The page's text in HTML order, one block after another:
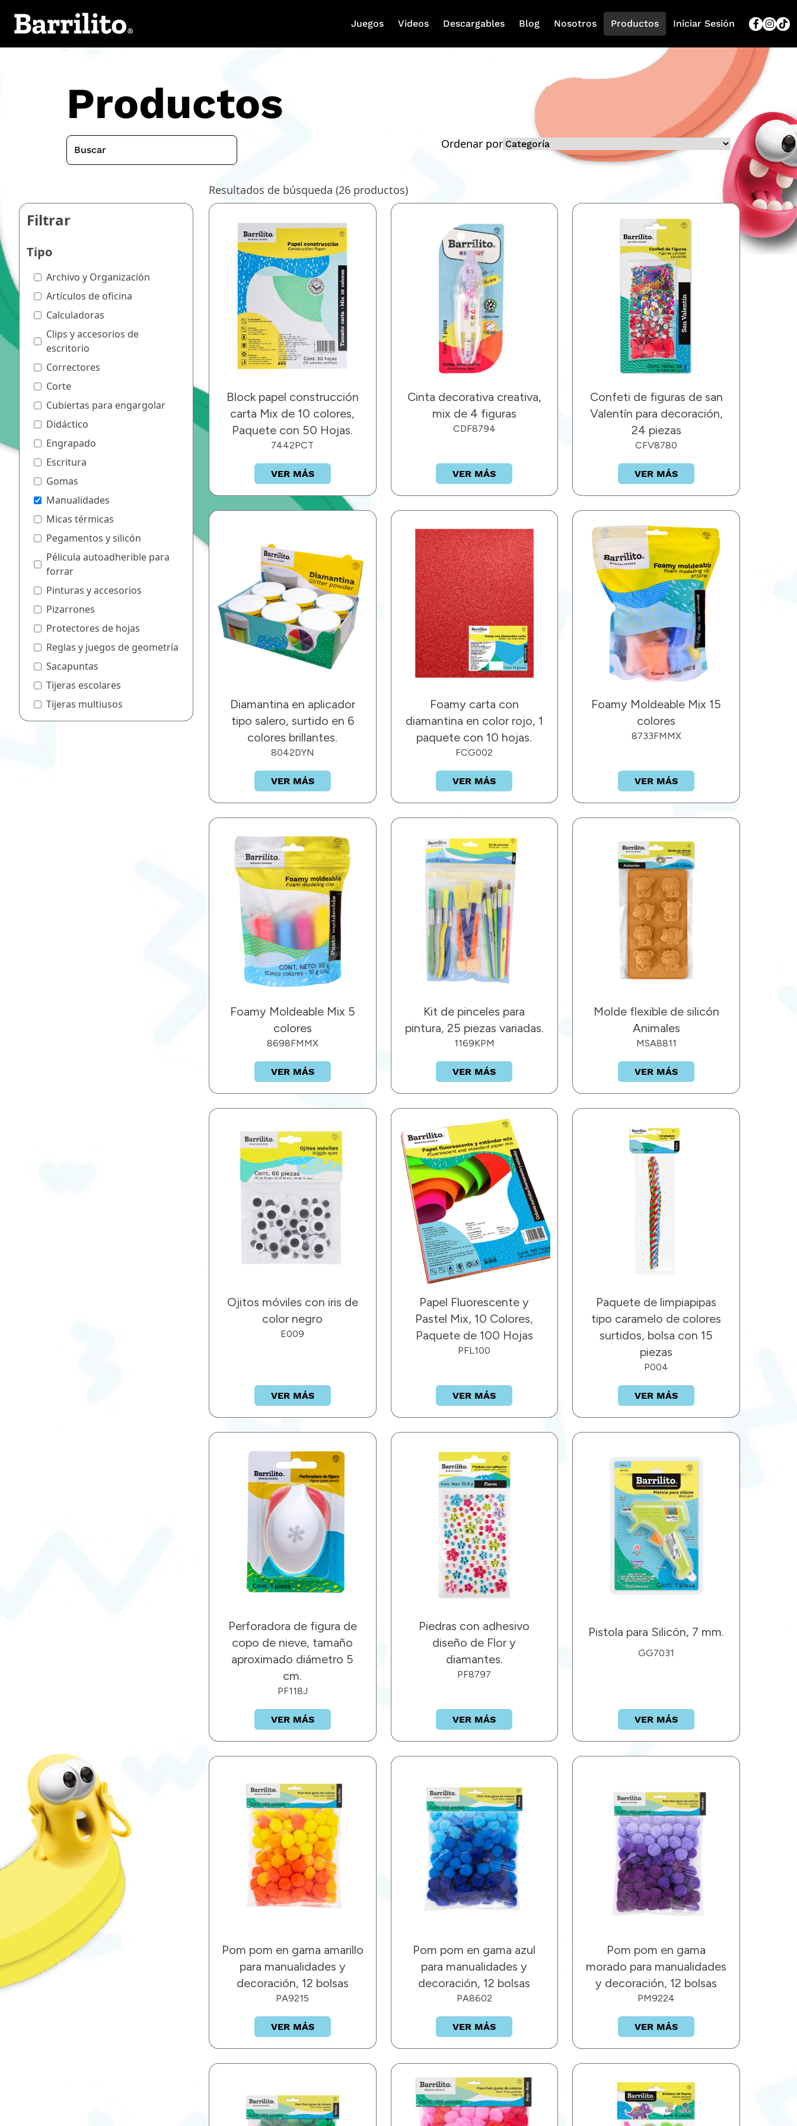
Juegos Videos Descargables Blog Nosotros Productos Iniciar Sesión
Productos
Ordenar por
Filtrar
Tipo
Archivo y Organización
Artículos de oficina
Calculadoras
Clips y accesorios de
escritorio
Correctores
Corte
Cubiertas para engargolar
Didáctico
Engrapado
Escritura
Gomas
Manualidades
Micas térmicas
Pegamentos y silicón
Pélicula autoadherible para
forrar
Pinturas y accesorios
Pizarrones
Protectores de hojas
Reglas y juegos de geometría
Sacapuntas
Tijeras escolares
Tijeras multiusos
Resultados de búsqueda (26 productos)
Block papel construcción
carta Mix de 10 colores,
Paquete con 50 Hojas.
7442PCT
VER MÁS
Cinta decorativa creativa,
mix de 4 figuras
CDF8794
VER MÁS
Confeti de figuras de san
Valentín para decoración,
24 piezas
CFV8780
VER MÁS
Diamantina en aplicador
tipo salero, surtido en 6
colores brillantes.
8042DYN
VER MÁS
Foamy carta con
diamantina en color rojo, 1
paquete con 10 hojas.
FCG002
VER MÁS
Foamy Moldeable Mix 15
colores
8733FMMX
VER MÁS
Foamy Moldeable Mix 5
colores
8698FMMX
VER MÁS
Kit de pinceles para
pintura, 25 piezas variadas.
1169KPM
VER MÁS
Molde flexible de silicón
Animales
MSA8811
VER MÁS
Ojitos móviles con iris de
color negro
E009
VER MÁS
Papel Fluorescente y
Pastel Mix, 10 Colores,
Paquete de 100 Hojas
PFL100
VER MÁS
Paquete de limpiapipas
tipo caramelo de colores
surtidos, bolsa con 15
piezas
P004
VER MÁS
Perforadora de figura de
copo de nieve, tamaño
aproximado diámetro 5
cm.
PF118J
VER MÁS
Piedras con adhesivo
diseño de Flor y
diamantes.
PF8797
VER MÁS
Pistola para Silicón, 7 mm.
GG7031
VER MÁS
Pom pom en gama amarillo
para manualidades y
decoración, 12 bolsas
PA9215
VER MÁS
Pom pom en gama azul
para manualidades y
decoración, 12 bolsas
PA8602
VER MÁS
Pom pom en gama
morado para manualidades
y decoración, 12 bolsas
PM9224
VER MÁS